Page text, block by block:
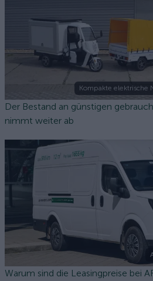
Kompakte elektrische
Der Bestand an günstigen
nimmt weiter ab
Warum sind die Leasingpreise bei